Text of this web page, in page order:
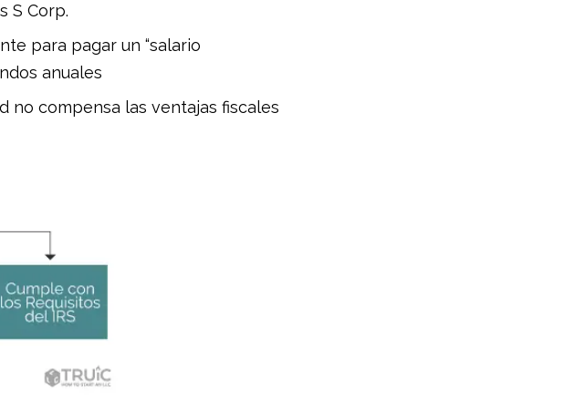
S Corp.
para pagar un “salario
anuales
no compensa las ventajas fiscales